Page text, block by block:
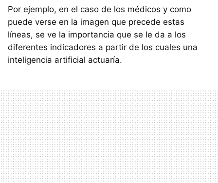
Por ejemplo, en el caso de los médicos y como
puede verse en la imagen que precede estas
líneas, se ve la importancia que se le da a los
diferentes indicadores a partir de los cuales una
inteligencia artificial actuaría.